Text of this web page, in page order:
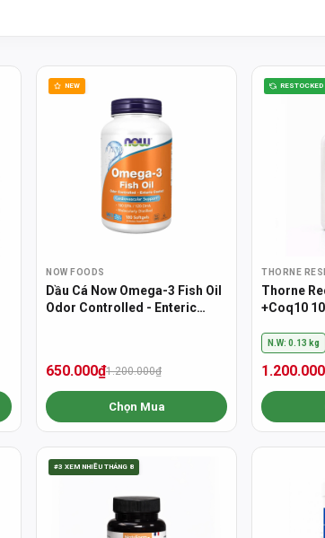
NEW
NOW FOODS
Dầu Cá Now Omega-3 Fish Oil
Odor Controlled - Enteric
650.000₫1.200.000₫
Chọn Mua
RESTOCKED
THORNE
Thorne
+Coq10
N.W: 0.13 kg
#3 XEM NHIỀU THÁNG 8